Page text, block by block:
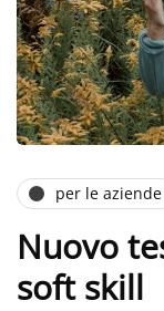
per le aziende
Nuovo
soft skill